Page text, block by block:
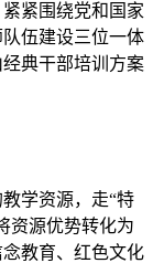
紧围绕党和国家
伍建设三位一体
典干部培训方案
学资源，走“特
资源优势转化为
教育、红色文化